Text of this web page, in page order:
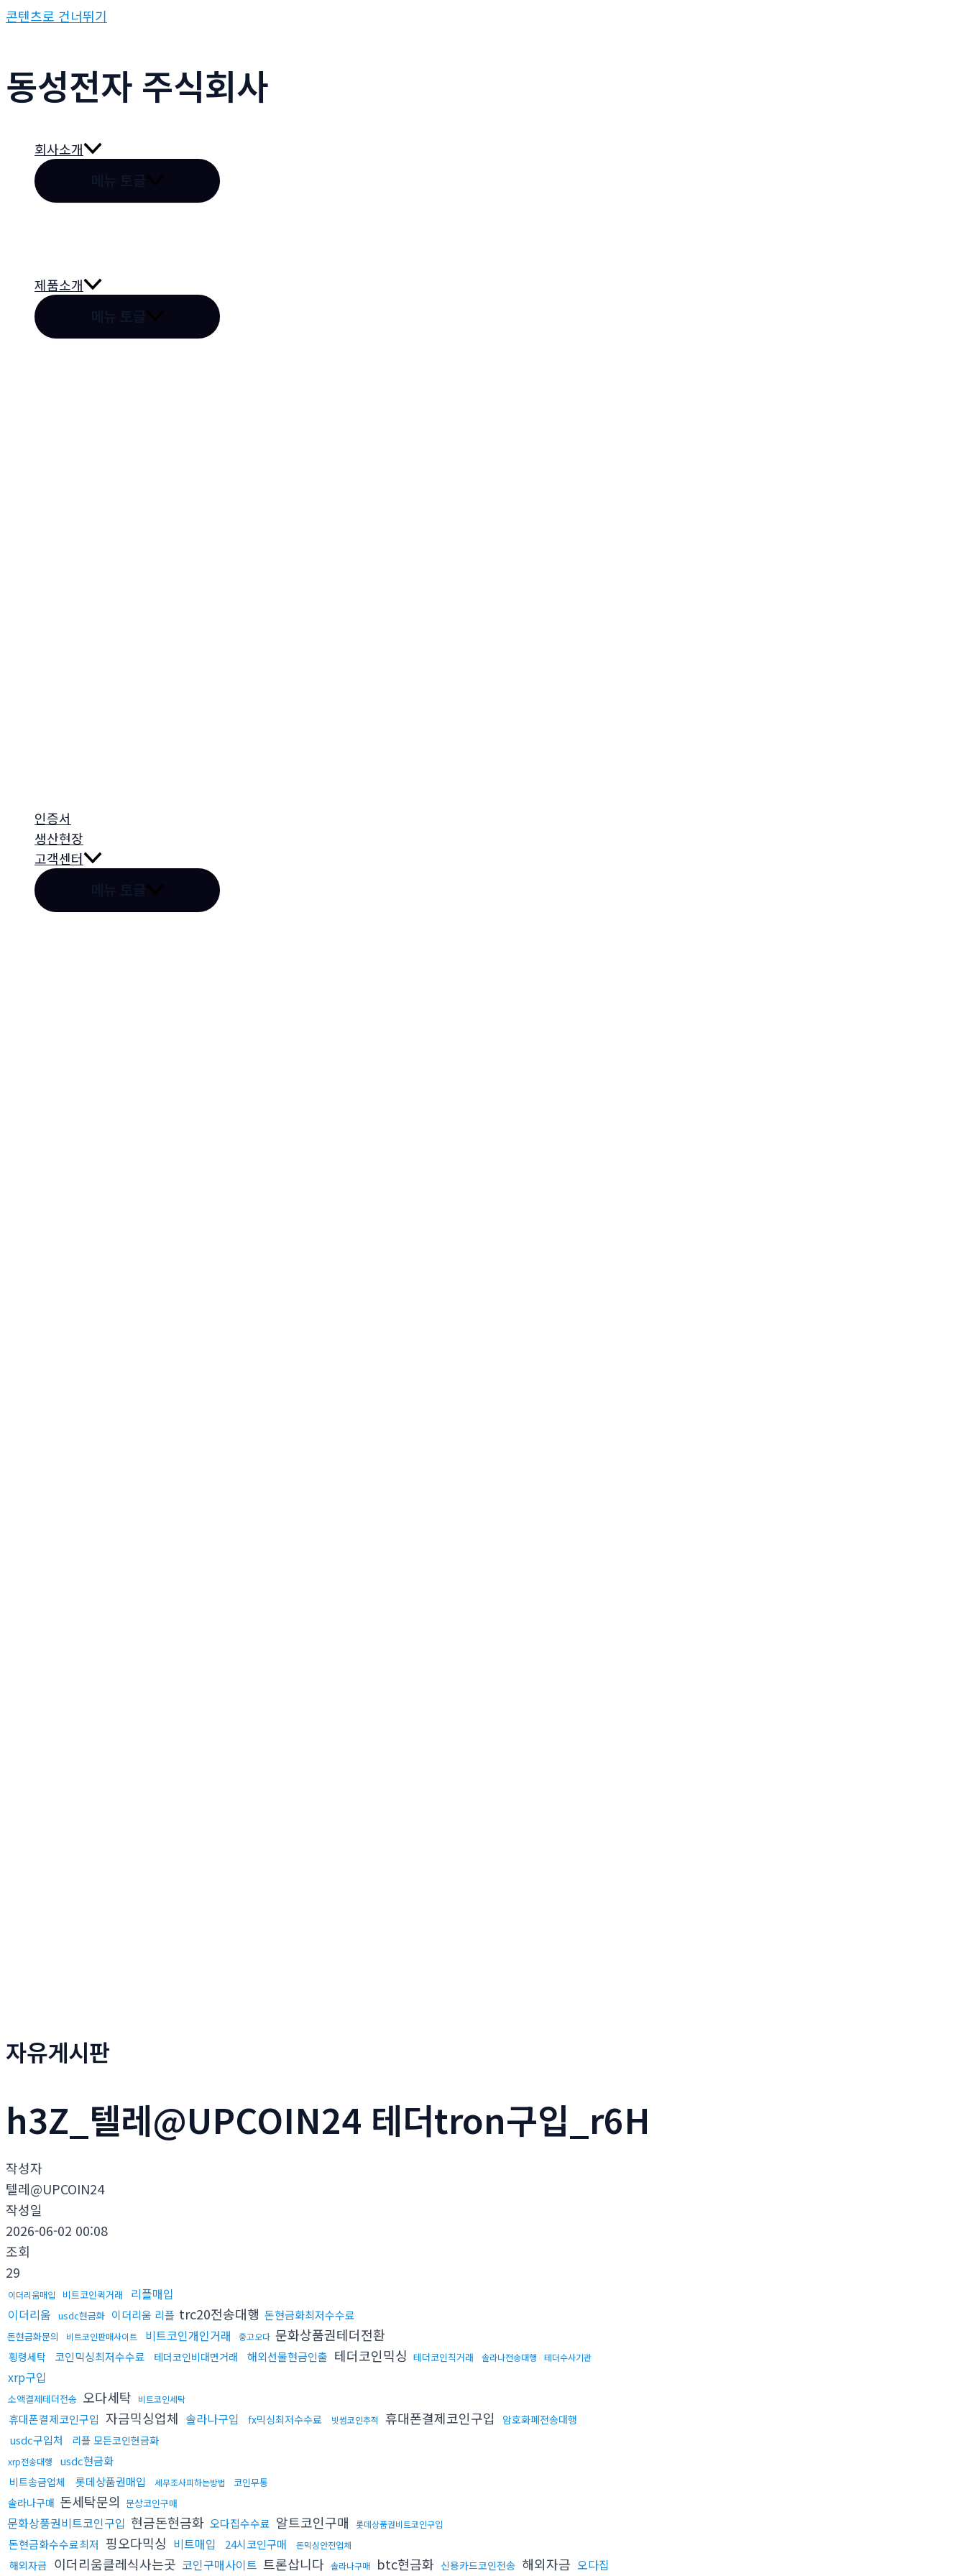
콘텐츠로 건너뛰기
동성전자 주식회사
회사소개
제품소개
인증서
생산현장
고객센터
자유게시판
h3Z_텔레@UPCOIN24 테더tron구입_r6H
작성자
텔레@UPCOIN24
작성일
2026-06-02 00:08
조회
29
이더리움매입 비트코인퀵거래
리플매입
이더리움 usdc현금화 이더리움 리플 trc20전송대행 돈현금화최저수수료
돈현금화문의 비트코인판매사이트 비트코인개인거래 중고오다 문화상품권테더전환
횡령세탁 코인믹싱최저수수료 테더코인비대면거래 해외선물현금인출 테더코인믹싱 테더코인직거래 솔라나전송대행 테더수사기관
xrp구입
소액결제테더전송 오다세탁 비트코인세탁
휴대폰결제코인구입 자금믹싱업체 솔라나구입 fx믹싱최저수수료 빗썸코인추적 휴대폰결제코인구입 암호화폐전송대행
usdc구입처 리플 모든코인현금화
xrp전송대행 usdc현금화
비트송금업체 롯데상품권매입 세무조사피하는방법 코인무통
솔라나구매 돈세탁문의 문상코인구매
문화상품권비트코인구입 현금돈현금화 오다집수수료 알트코인구매 롯데상품권비트코인구입
돈현금화수수료최저 핑오다믹싱 비트매입 24시코인구매 돈믹싱안전업체
해외자금 이더리움클레식사는곳 코인구매사이트 트론삽니다 솔라나구매 btc현금화 신용카드코인전송 해외자금 오다집